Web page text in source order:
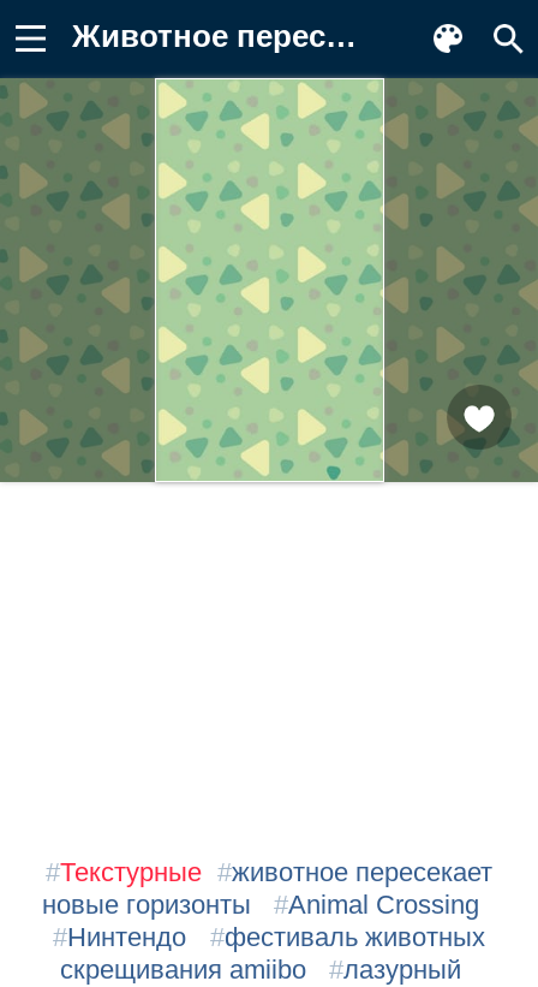
Животное пересекает новые горизонты Картинка для телефона
#Текстурные #животное пересекает
новые горизонты
#Animal Crossing
#Нинтендо #фестиваль животных
скрещивания amiibo
#лазурный